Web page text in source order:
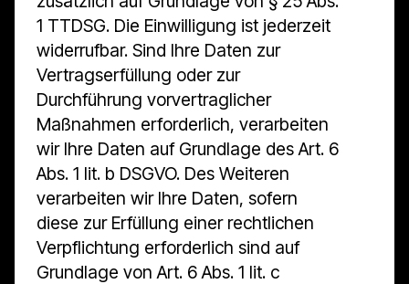
1 TTDSG. Die Einwilligung ist jederzeit
widerrufbar. Sind Ihre Daten zur
Vertragserfüllung oder zur
Durchführung vorvertraglicher
Maßnahmen erforderlich, verarbeiten
wir Ihre Daten auf Grundlage des Art. 6
Abs. 1 lit. b DSGVO. Des Weiteren
verarbeiten wir Ihre Daten, sofern
diese zur Erfüllung einer rechtlichen
Verpflichtung erforderlich sind auf
Grundlage von Art. 6 Abs. 1 lit. c